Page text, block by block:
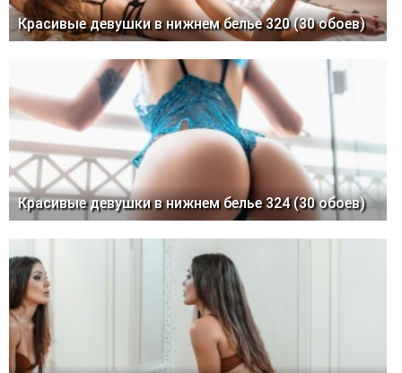
Красивые девушки в нижнем белье 320 (30 обоев)
Красивые девушки в нижнем белье 324 (30 обоев)